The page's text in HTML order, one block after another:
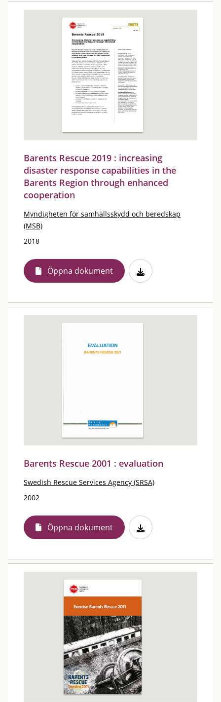
Barents Rescue 2019 : increasing
disaster response capabilities in the
Barents Region through enhanced
cooperation
Myndigheten för samhällsskydd och beredskap
(MSB)
2018
Öppna dokument
Barents Rescue 2001 : evaluation
Swedish Rescue Services Agency (SRSA)
2002
Öppna dokument